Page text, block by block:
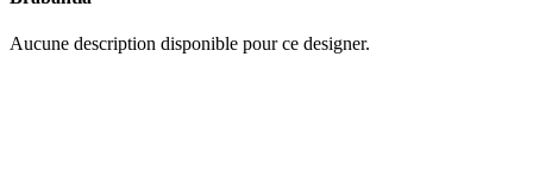
Aucune description disponible pour ce designer.